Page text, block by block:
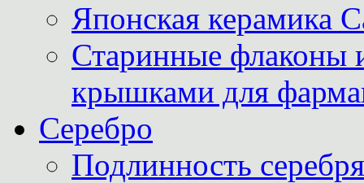
Японская керамика
Старинные флаконы
крышками для
Серебро
Подлинность